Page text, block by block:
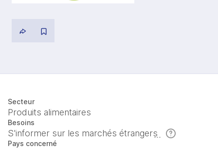
Secteur
Produits alimentaires
Besoins
S'informer sur les marchés étrangers
Pays concerné